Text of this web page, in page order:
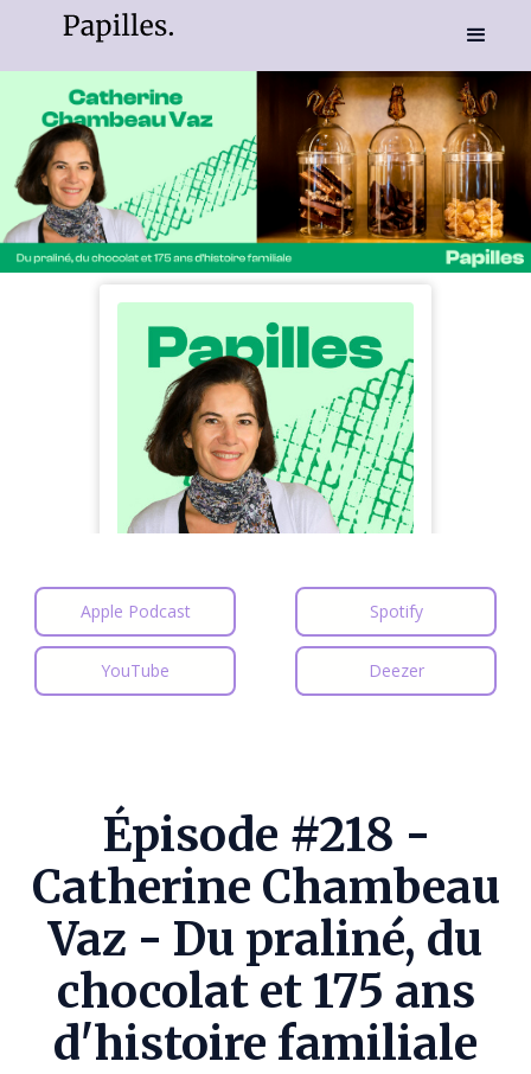
Apple Podcast Spotify
YouTube Deezer
Épisode #218 -
Catherine Chambeau
Vaz - Du praliné, du
chocolat et 175 ans
d'histoire familiale